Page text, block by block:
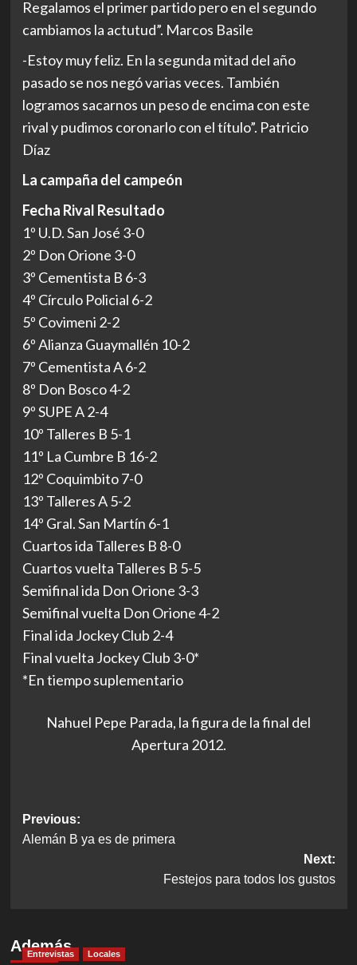
Regalamos el primer partido pero en el segundo
cambiamos la actutud”. Marcos Basile
-Estoy muy feliz. En la segunda mitad del año
pasado se nos negó varias veces. También
logramos sacarnos un peso de encima con este
rival y pudimos coronarlo con el título”. Patricio
Díaz
La campaña del campeón
Fecha Rival Resultado
1º U.D. San José 3-0
2º Don Orione 3-0
3º Cementista B 6-3
4º Círculo Policial 6-2
5º Covimeni 2-2
6º Alianza Guaymallén 10-2
7º Cementista A 6-2
8º Don Bosco 4-2
9º SUPE A 2-4
10º Talleres B 5-1
11º La Cumbre B 16-2
12º Coquimbito 7-0
13º Talleres A 5-2
14º Gral. San Martín 6-1
Cuartos ida Talleres B 8-0
Cuartos vuelta Talleres B 5-5
Semifinal ida Don Orione 3-3
Semifinal vuelta Don Orione 4-2
Final ida Jockey Club 2-4
Final vuelta Jockey Club 3-0*
*En tiempo suplementario
Nahuel Pepe Parada, la figura de la final del
Apertura 2012.
Post
navigation
Previous:
Alemán B ya es de primera
Next:
Festejos para todos los gustos
Además
Entrevistas Locales